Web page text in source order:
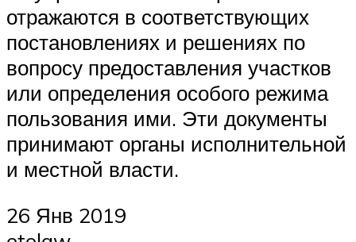
отражаются в соответствующих
постановлениях и решениях по
вопросу предоставления участков
или определения особого режима
пользования ими. Эти документы
принимают органы исполнительной
и местной власти.
26 Янв 2019